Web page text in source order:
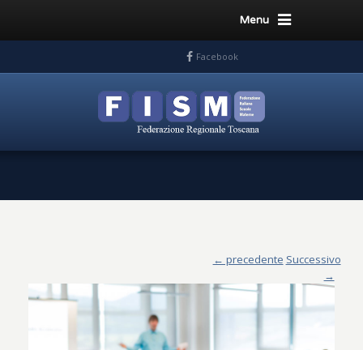
Menu
Facebook
← precedente Successivo
→